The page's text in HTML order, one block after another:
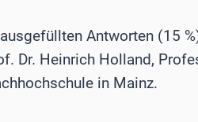
Antworten (15
Dr. Heinrich Holland,
in Mainz.